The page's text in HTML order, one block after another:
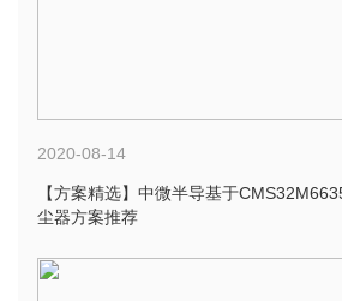
2020-08-14
【方案精选】中微半导基于
尘器方案推荐